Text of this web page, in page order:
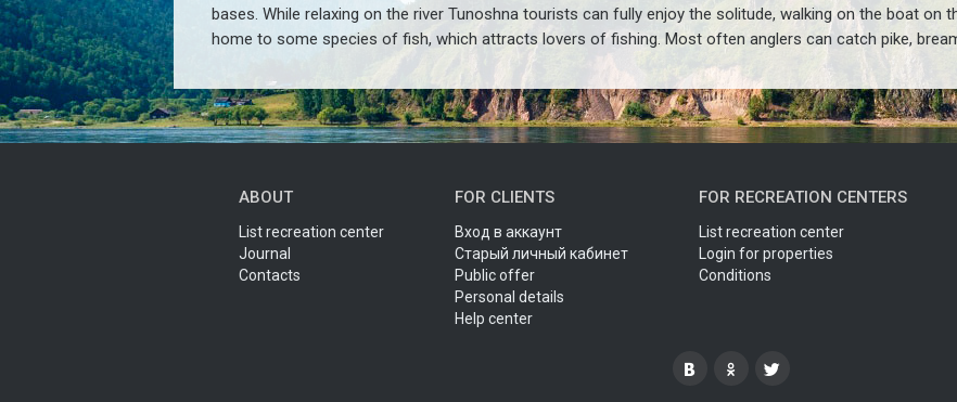
bases. While relaxing on the river Tunoshna tourists can fully enjoy the solitude, walking on the boat on
home to some species of fish, which attracts lovers of fishing. Most often anglers can catch pike,
ABOUT
List recreation center
Journal
Contacts
FOR CLIENTS
Вход в аккаунт
Старый личный кабинет
Public offer
Personal details
Help center
FOR RECREATION CENTERS
List recreation center
Login for properties
Conditions